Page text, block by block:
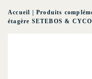
Accueil |Produits
étagère SETEBOS &